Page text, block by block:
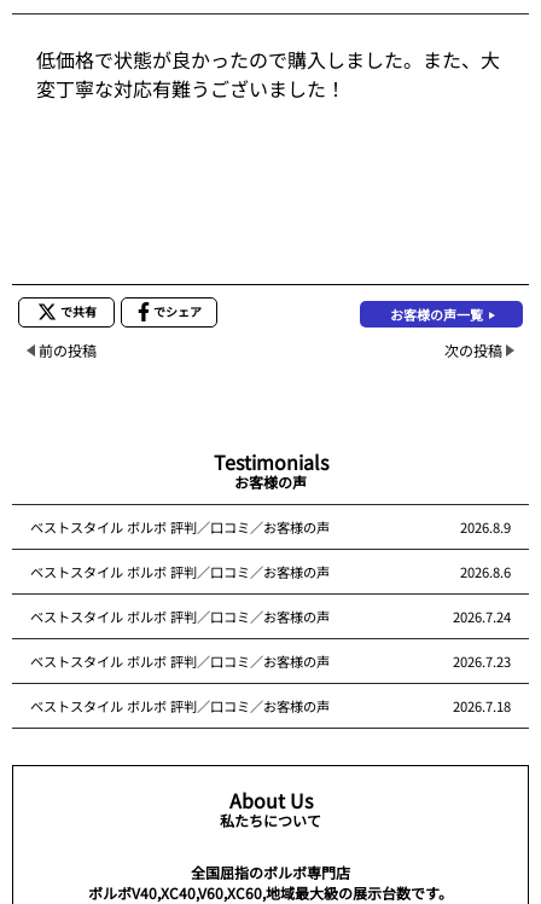
低価格で状態が良かったので購入しました。また、大
変丁寧な対応有難うございました！
で共有 でシェア お客様の声一覧
前の投稿 次の投稿
Testimonials
お客様の声
ベストスタイル ボルボ 評判／口コミ／お客様の声 2026.8.9
ベストスタイル ボルボ 評判／口コミ／お客様の声 2026.8.6
ベストスタイル ボルボ 評判／口コミ／お客様の声 2026.7.24
ベストスタイル ボルボ 評判／口コミ／お客様の声 2026.7.23
ベストスタイル ボルボ 評判／口コミ／お客様の声 2026.7.18
About Us
私たちについて
全国屈指のボルボ専門店
ボルボV40,XC40,V60,XC60,地域最大級の展示台数です。